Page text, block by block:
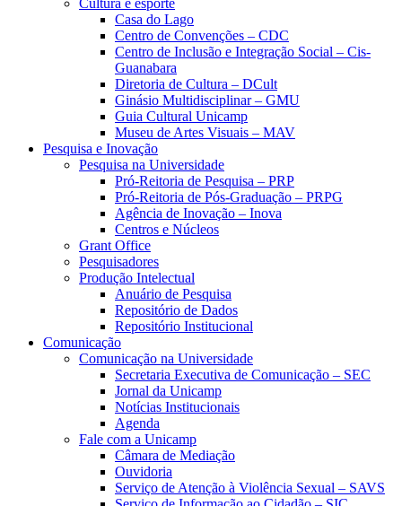
Cultura e esporte
Casa do Lago
Centro de Convenções – CDC
Centro de Inclusão e Integração Social – Cis-
Guanabara
Diretoria de Cultura – DCult
Ginásio Multidisciplinar – GMU
Guia Cultural Unicamp
Museu de Artes Visuais – MAV
Pesquisa e Inovação
Pesquisa na Universidade
Pró-Reitoria de Pesquisa – PRP
Pró-Reitoria de Pós-Graduação – PRPG
Agência de Inovação – Inova
Centros e Núcleos
Grant Office
Pesquisadores
Produção Intelectual
Anuário de Pesquisa
Repositório de Dados
Repositório Institucional
Comunicação
Comunicação na Universidade
Secretaria Executiva de Comunicação – SEC
Jornal da Unicamp
Notícias Institucionais
Agenda
Fale com a Unicamp
Câmara de Mediação
Ouvidoria
Serviço de Atenção à Violência Sexual – SAVS